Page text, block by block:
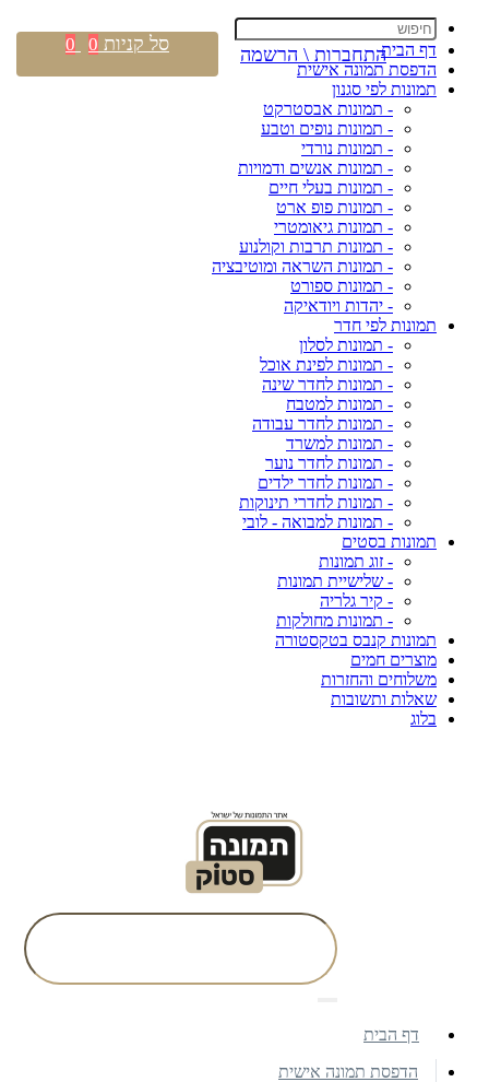
דף הבית
הדפסת תמונה אישית
תמונות לפי סגנון
- תמונות אבסטרקט
- תמונות נופים וטבע
- תמונות נורדי
- תמונות אנשים ודמויות
- תמונות בעלי חיים
- תמונות פופ ארט
- תמונות גיאומטרי
- תמונות תרבות וקולנוע
- תמונות השראה ומוטיבציה
- תמונות ספורט
- יהדות ויודאיקה
תמונות לפי חדר
- תמונות לסלון
- תמונות לפינת אוכל
- תמונות לחדר שינה
- תמונות למטבח
- תמונות לחדר עבודה
- תמונות למשרד
- תמונות לחדר נוער
- תמונות לחדר ילדים
- תמונות לחדרי תינוקות
- תמונות למבואה - לובי
תמונות בסטים
- זוג תמונות
- שלישיית תמונות
- קיר גלריה
- תמונות מחולקות
תמונות קנבס בטקסטורה
מוצרים חמים
משלוחים והחזרות
שאלות ותשובות
בלוג
התחברות \ הרשמה סל קניות 0
0
דף הבית
הדפסת תמונה אישית